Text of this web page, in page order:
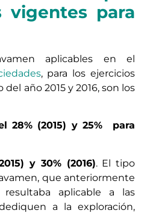
vigentes para
aplicables en el
, para los ejercicios
año 2015 y 2016, son los
28% (2015) y 25% para
y 30% (2016). El tipo
que anteriormente
aplicable a las
a la exploración,